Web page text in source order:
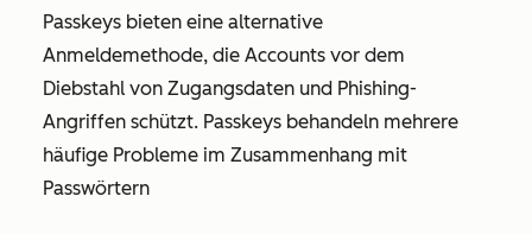
Passkeys bieten eine alternative
Anmeldemethode, die Accounts vor dem
Diebstahl von Zugangsdaten und Phishing-
Angriffen schützt. Passkeys behandeln mehrere
häufige Probleme im Zusammenhang mit
Passwörtern